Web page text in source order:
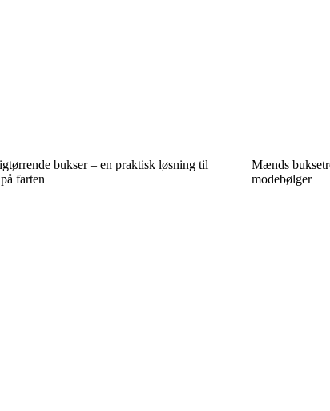
bukser – en praktisk løsning til
farten
Mænds
modebølger